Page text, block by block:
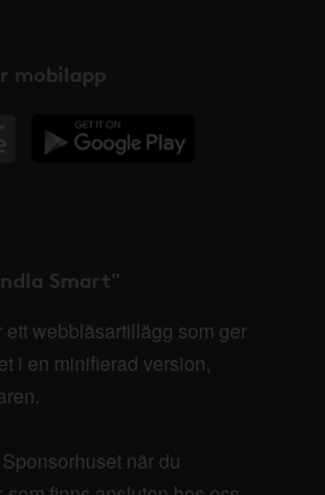
mobilapp
Smart"
ett webbläsartillägg som ger
i en minifierad version,
när du